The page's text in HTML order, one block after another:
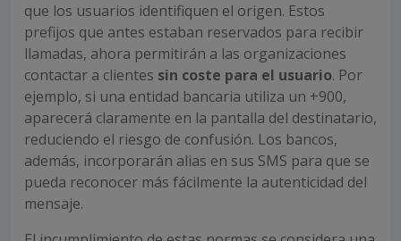
que los usuarios identifiquen el origen. Estos
prefijos que antes estaban reservados para recibir
llamadas, ahora permitirán a las organizaciones
contactar a clientes sin coste para el usuario. Por
ejemplo, si una entidad bancaria utiliza un +900,
aparecerá claramente en la pantalla del destinatario,
reduciendo el riesgo de confusión. Los bancos,
además, incorporarán alias en sus SMS para que se
pueda reconocer más fácilmente la autenticidad del
mensaje.